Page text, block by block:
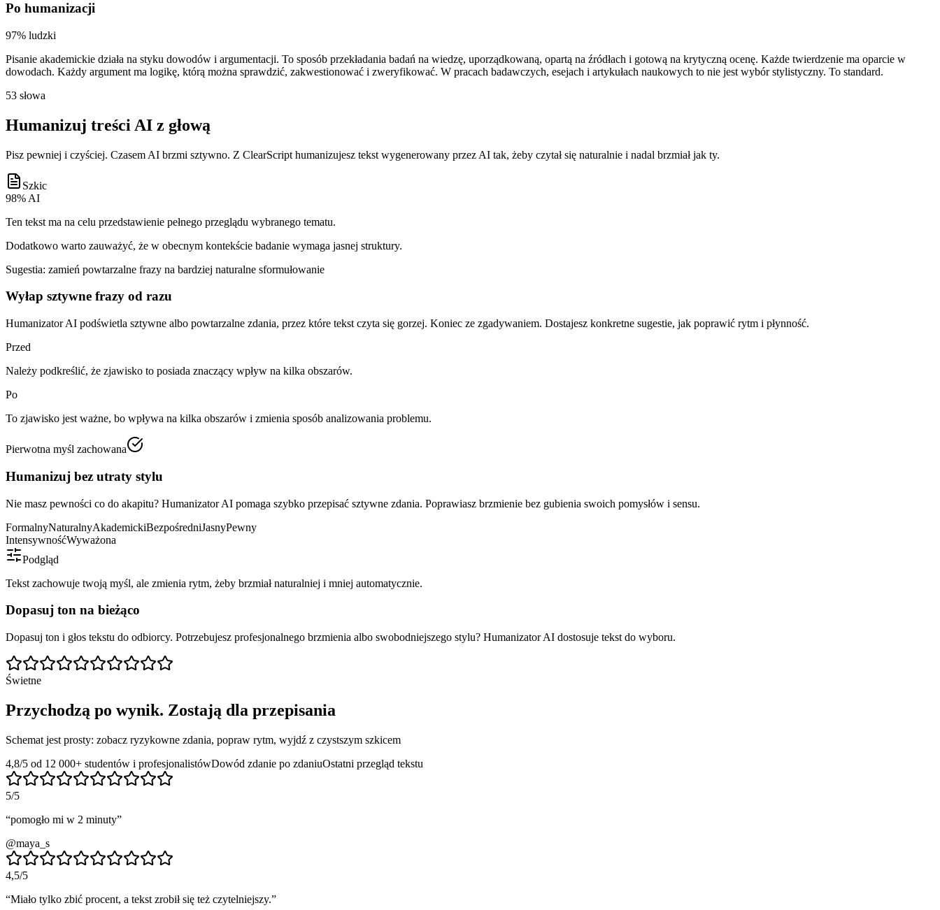
Po humanizacji
97% ludzki
Pisanie akademickie działa na styku dowodów i argumentacji. To sposób przekładania badań na wiedzę, uporządkowaną, opartą na źródłach i gotową na krytyczną ocenę. Każde twierdzenie ma oparcie w
dowodach. Każdy argument ma logikę, którą można sprawdzić, zakwestionować i zweryfikować. W pracach badawczych, esejach i artykułach naukowych to nie jest wybór stylistyczny. To standard.
53 słowa
Humanizuj treści AI z głową
Pisz pewniej i czyściej. Czasem AI brzmi sztywno. Z ClearScript humanizujesz tekst wygenerowany przez AI tak, żeby czytał się naturalnie i nadal brzmiał jak ty.
Szkic
98% AI
Ten tekst ma na celu przedstawienie pełnego przeglądu wybranego tematu.
Dodatkowo warto zauważyć, że w obecnym kontekście badanie wymaga jasnej struktury.
Sugestia: zamień powtarzalne frazy na bardziej naturalne sformułowanie
Wyłap sztywne frazy od razu
Humanizator AI podświetla sztywne albo powtarzalne zdania, przez które tekst czyta się gorzej. Koniec ze zgadywaniem. Dostajesz konkretne sugestie, jak poprawić rytm i płynność.
Przed
Należy podkreślić, że zjawisko to posiada znaczący wpływ na kilka obszarów.
Po
To zjawisko jest ważne, bo wpływa na kilka obszarów i zmienia sposób analizowania problemu.
Pierwotna myśl zachowana
Humanizuj bez utraty stylu
Nie masz pewności co do akapitu? Humanizator AI pomaga szybko przepisać sztywne zdania. Poprawiasz brzmienie bez gubienia swoich pomysłów i sensu.
FormalnyNaturalnyAkademickiBezpośredniJasnyPewny
IntensywnośćWyważona
Podgląd
Tekst zachowuje twoją myśl, ale zmienia rytm, żeby brzmiał naturalniej i mniej automatycznie.
Dopasuj ton na bieżąco
Dopasuj ton i głos tekstu do odbiorcy. Potrzebujesz profesjonalnego brzmienia albo swobodniejszego stylu? Humanizator AI dostosuje tekst do wyboru.
Świetne
Przychodzą po wynik. Zostają dla przepisania
Schemat jest prosty: zobacz ryzykowne zdania, popraw rytm, wyjdź z czystszym szkicem
4,8/5 od 12 000+ studentów i profesjonalistówDowód zdanie po zdaniuOstatni przegląd tekstu
5/5
“pomogło mi w 2 minuty”
@maya_s
4,5/5
“Miało tylko zbić procent, a tekst zrobił się też czytelniejszy.”